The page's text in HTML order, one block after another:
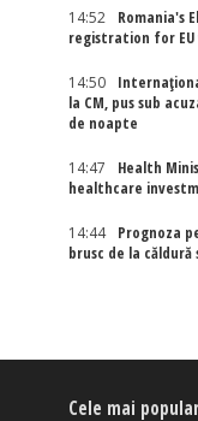
14:52
Romania's
registration for
14:50
la CM, pus sub
de noapte
14:47
Health
healthcare
14:44
Prognoza
brusc de la
Cele mai